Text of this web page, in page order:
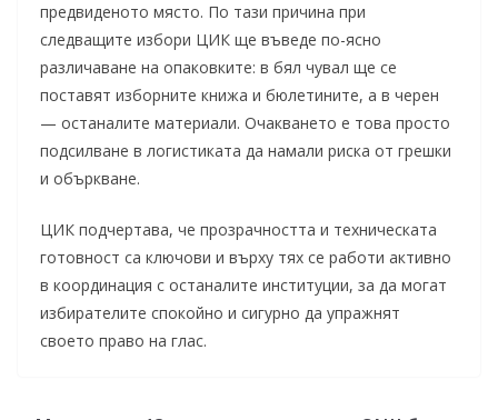
предвиденото място. По тази причина при
следващите избори ЦИК ще въведе по-ясно
различаване на опаковките: в бял чувал ще се
поставят изборните книжа и бюлетините, а в черен
— останалите материали. Очакването е това просто
подсилване в логистиката да намали риска от грешки
и объркване.
ЦИК подчертава, че прозрачността и техническата
готовност са ключови и върху тях се работи активно
в координация с останалите институции, за да могат
избирателите спокойно и сигурно да упражнят
своето право на глас.